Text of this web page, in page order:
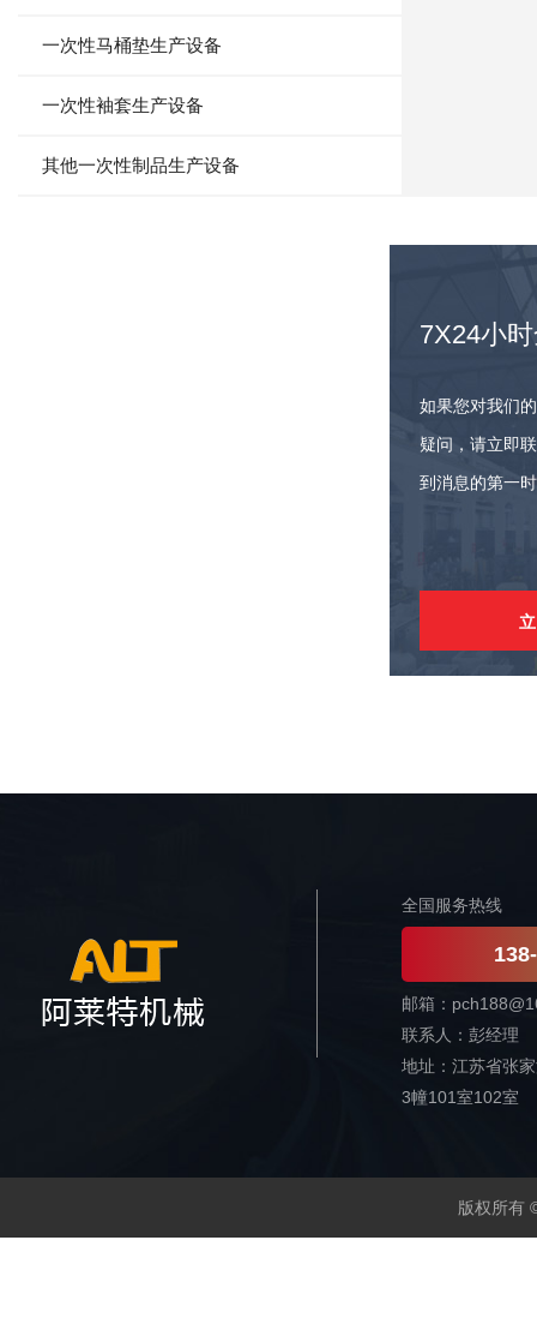
一次性马桶垫生产设备
一次性袖套生产设备
其他一次性制品生产设备
7X24小
如果您对我们
疑问，请立即
到消息的第一
全国服务热线
邮箱：
联系人：彭经理
地址：江苏省张
3幢101室102室
版权所有